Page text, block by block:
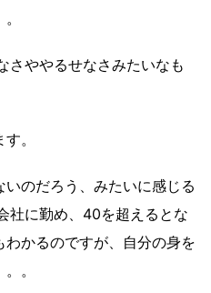
さややるせなさみたいなも
。
のだろう、みたいに感じる
社に勤め、40を超えるとな
かるのですが、自分の身を
。